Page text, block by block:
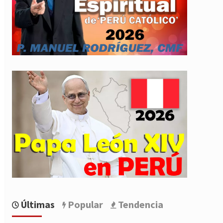
Últimas Popular Tendencia